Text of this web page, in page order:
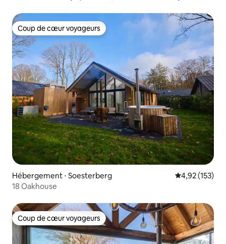
Coup de cœur voyageurs
Coup de cœur voyageurs
Hébergement ⋅ Soesterberg Évaluation
4,92 (153)
18 Oakhouse
Coup de cœur voyageurs
Coup de cœur voyageurs